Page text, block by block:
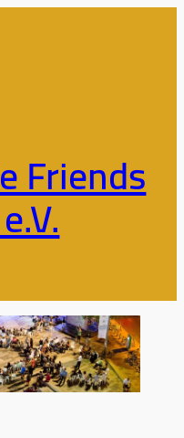
Friends